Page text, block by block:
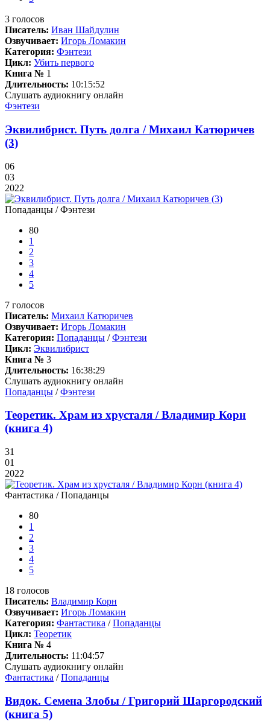
3 голосов
Писатель: Иван Шайдулин
Озвучивает: Игорь Ломакин
Категория: Фэнтези
Цикл: Убить первого
Книга № 1
Длительность: 10:15:52
Слушать аудиокнигу онлайн
Фэнтези
Эквилибрист. Путь долга / Михаил Катюричев
(3)
06
03
2022
Попаданцы / Фэнтези
80
1
2
3
4
5
7 голосов
Писатель: Михаил Катюричев
Озвучивает: Игорь Ломакин
Категория: Попаданцы /Фэнтези
Цикл: Эквилибрист
Книга № 3
Длительность: 16:38:29
Слушать аудиокнигу онлайн
Попаданцы /Фэнтези
Теоретик. Храм из хрусталя / Владимир Корн
(книга 4)
31
01
2022
Фантастика / Попаданцы
80
1
2
3
4
5
18 голосов
Писатель: Владимир Корн
Озвучивает: Игорь Ломакин
Категория: Фантастика /Попаданцы
Цикл: Теоретик
Книга № 4
Длительность: 11:04:57
Слушать аудиокнигу онлайн
Фантастика /Попаданцы
Видок. Семена Злобы / Григорий Шаргородский
(книга 5)